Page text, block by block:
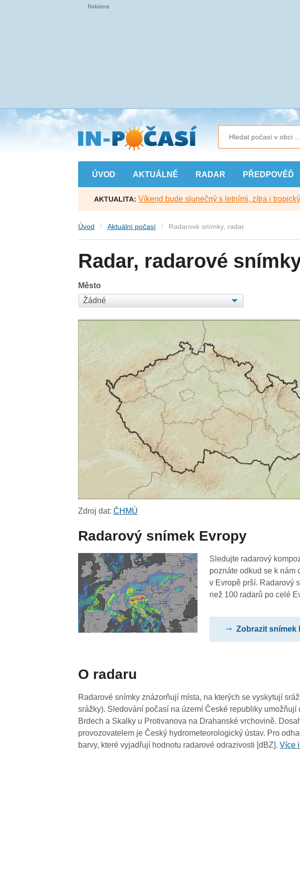
Přejít
na
hlavní
obsah
ÚVOD AKTUÁLNĚ RADAR PŘEDPOVĚĎ
AKTUALITA: Víkend bude slunečný s letními, zítra i
Úvod Aktuální počasí Radarové snímky, radar
Radar, radarové
Město
Zdroj dat:ČHMÚ
Radarový snímek Evropy
Sledujte radarový
poznáte odkud se k nám
v Evropě prší. Radarový
než 100 radarů po celé
Zobrazit snímek
O radaru
Radarové snímky znázorňují místa, na kterých se vyskytují
srážky). Sledování počasí na území České republiky umožňují
Brdech a Skalky u Protivanova na Drahanské vrchovině.
provozovatelem je Český hydrometeorologický ústav. Pro
barvy, které vyjadřují hodnotu radarové odrazivosti [dBZ].Více